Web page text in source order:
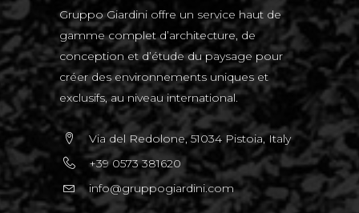
Gruppo Giardini offre un service haut de
gamme complet d’architecture, de
conception et d’étude du paysage pour
créer des environnements uniques et
exclusifs, au niveau international.
Via del Redolone, 51034 Pistoia, Italy
+39 0573 381620
info@gruppogiardini.com